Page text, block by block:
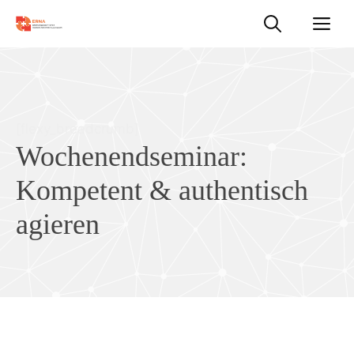
Inhalt
Wochenendseminar:
Kompetent & authentisch
agieren